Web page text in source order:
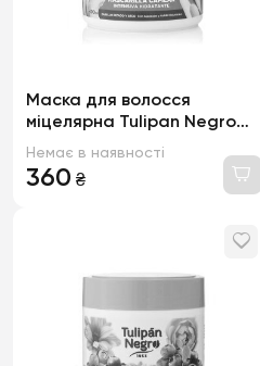
Маска для волосся
міцелярна Tulipan Negro
інтенсивне зволоження,
400мл
360 ₴
Немає в наявності